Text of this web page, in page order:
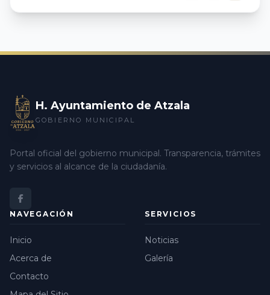
H. Ayuntamiento de Atzala
GOBIERNO MUNICIPAL
Portal oficial del gobierno municipal. Transparencia, trámites
y servicios al alcance de la ciudadanía.
NAVEGACIÓN
Inicio
Acerca de
Contacto
SERVICIOS
Noticias
Galería